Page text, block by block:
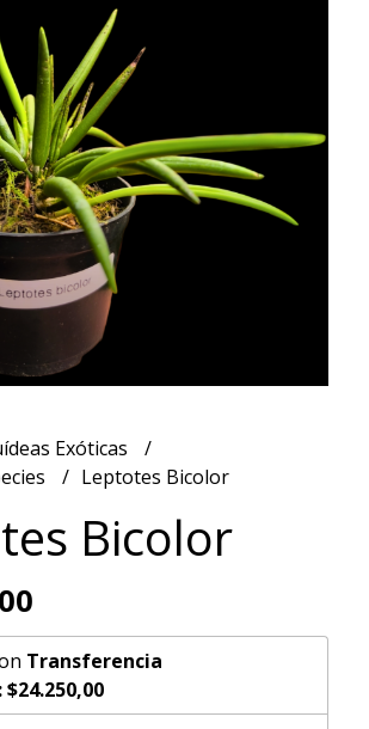
Exóticas
Leptotes Bicolor
Bicolor
Transferencia
$24.250,00